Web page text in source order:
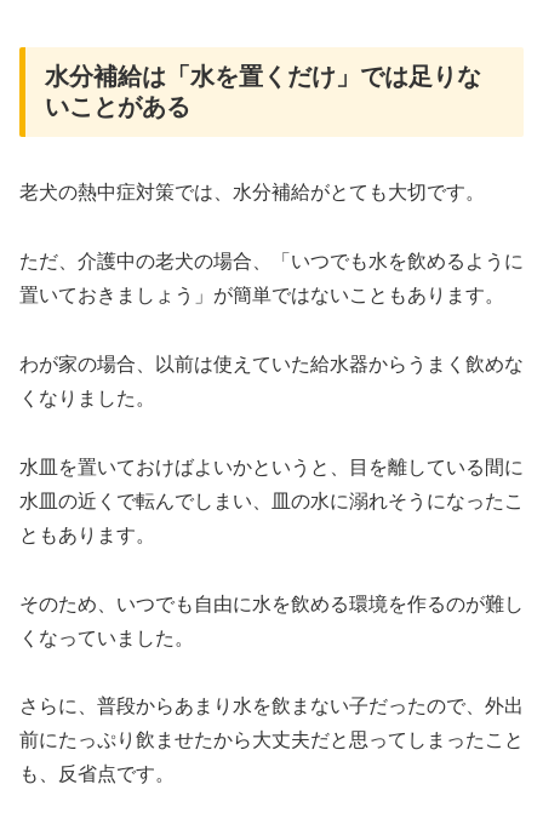
水分補給は「水を置くだけ」では足りな
いことがある
老犬の熱中症対策では、水分補給がとても大切です。
ただ、介護中の老犬の場合、「いつでも水を飲めるように
置いておきましょう」が簡単ではないこともあります。
わが家の場合、以前は使えていた給水器からうまく飲めな
くなりました。
水皿を置いておけばよいかというと、目を離している間に
水皿の近くで転んでしまい、皿の水に溺れそうになったこ
ともあります。
そのため、いつでも自由に水を飲める環境を作るのが難し
くなっていました。
さらに、普段からあまり水を飲まない子だったので、外出
前にたっぷり飲ませたから大丈夫だと思ってしまったこと
も、反省点です。